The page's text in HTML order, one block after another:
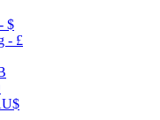
$
- £